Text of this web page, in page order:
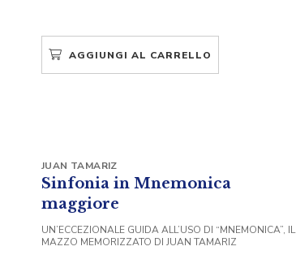
AGGIUNGI AL CARRELLO
Sinfonia in Mnemonica
maggiore
JUAN TAMARIZ
UN’ECCEZIONALE GUIDA ALL’USO DI “MNEMONICA”, IL
MAZZO MEMORIZZATO DI JUAN TAMARIZ